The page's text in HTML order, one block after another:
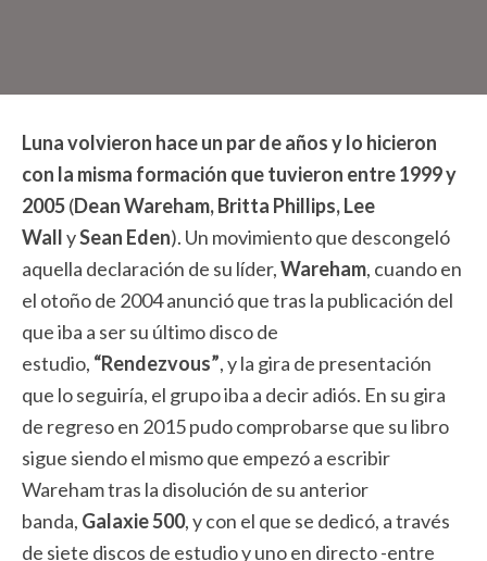
Luna volvieron hace un par de años y lo hicieron
con la misma formación que tuvieron entre 1999 y
2005(Dean Wareham, Britta Phillips, Lee
WallySean Eden). Un movimiento que descongeló
aquella declaración de su líder,Wareham, cuando en
el otoño de 2004 anunció que tras la publicación del
que iba a ser su último disco de
estudio, “Rendezvous”, y la gira de presentación
que lo seguiría, el grupo iba a decir adiós. En su gira
de regreso en 2015 pudo comprobarse que su libro
sigue siendo el mismo que empezó a escribir
Wareham tras la disolución de su anterior
banda, Galaxie 500, y con el que se dedicó, a través
de siete discos de estudio y uno en directo -entre